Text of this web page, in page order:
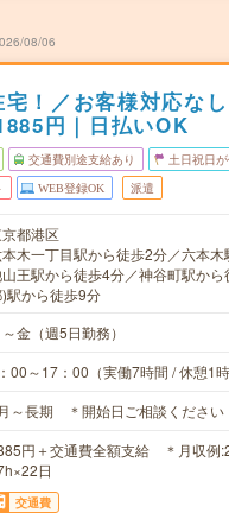
08/06
宅！／お客様対応な
円｜日払いOK
交通費別途支給あり 土日祝日
WEB登録OK 派遣
都港区
木一丁目駅から徒歩2分／六本
王駅から徒歩4分／神谷町駅か
駅から徒歩9分
～金（週5日勤務）
00～17：00（実働7時間 / 休憩1時
～長期 ＊開始日ご相談ください
円＋交通費全額支給 ＊月収例
日
交通費